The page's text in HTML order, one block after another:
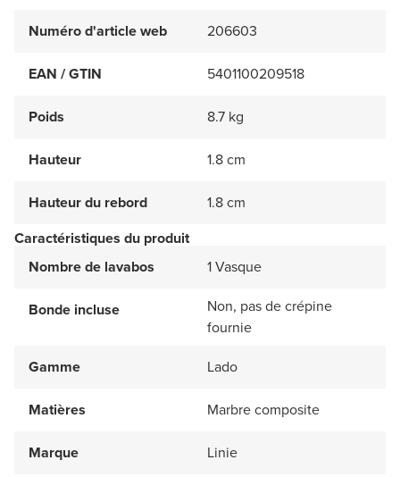
Numéro d'article web 206603
EAN / GTIN 5401100209518
Poids 8.7 kg
Hauteur 1.8 cm
Hauteur du rebord
1.8 cm
Caractéristiques du produit
Nombre de lavabos
1 Vasque
Bonde incluse
Non, pas de crépine
fournie
Gamme
Lado
Matières Marbre composite
Marque Linie